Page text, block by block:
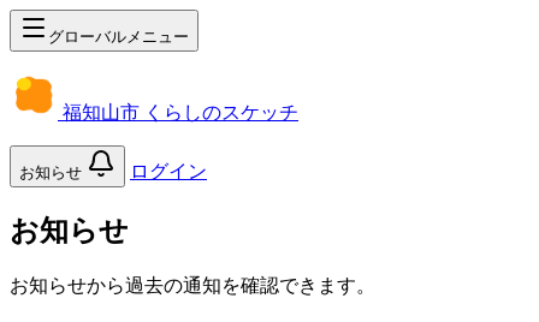
グローバルメニュー
福知山市 くらしのスケッチ
お知らせ ログイン
お知らせ
お知らせから過去の通知を確認できます。